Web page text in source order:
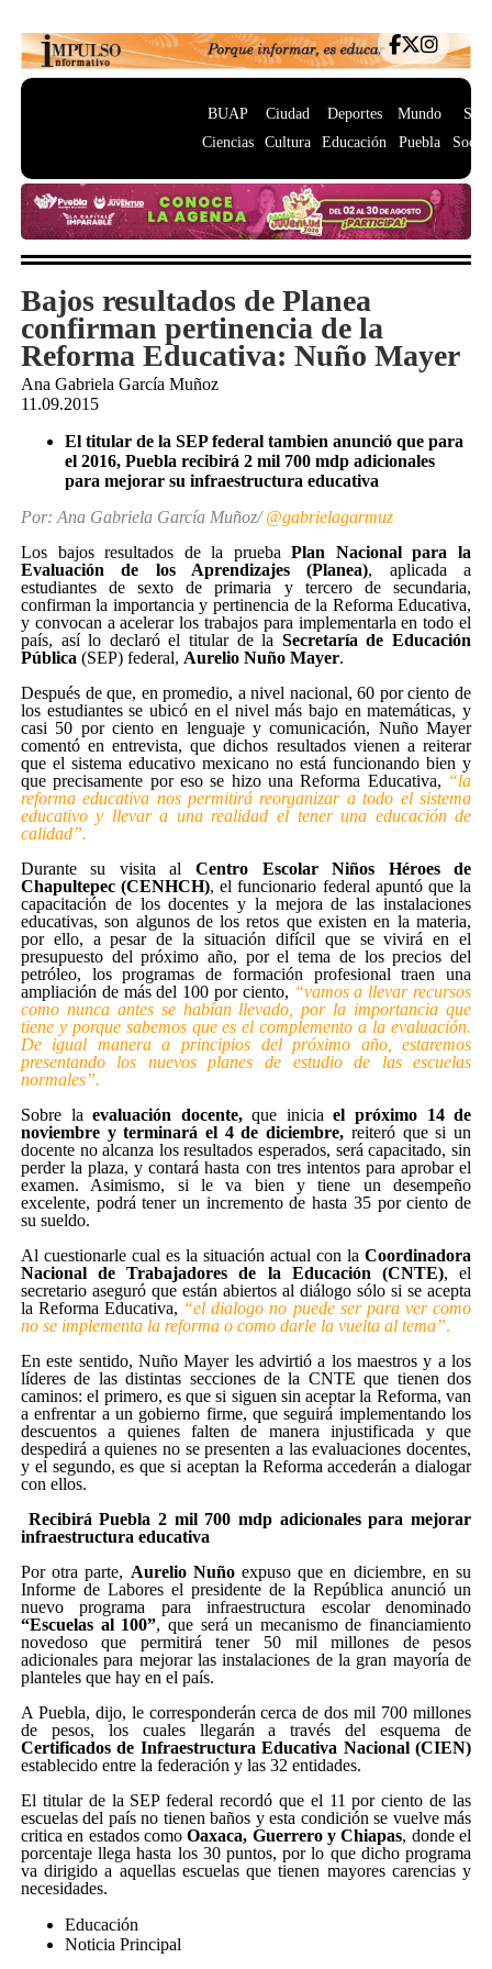
BUAP
Ciencias
Ciudad
Cultura
Deportes
Educación
Mundo
Puebla
Bajos resultados de Planea
confirman pertinencia de la
Reforma Educativa: Nuño Mayer
Ana Gabriela García Muñoz
11.09.2015
El titular de la SEP federal tambien anunció que para
el 2016, Puebla recibirá 2 mil 700 mdp adicionales
para mejorar su infraestructura educativa
Por: Ana Gabriela García Muñoz/ @gabrielagarmuz
Los bajos resultados de la pruebaPlan Nacional para la
Evaluación de los Aprendizajes (Planea), aplicada a
estudiantes de sexto de primaria y tercero de secundaria,
confirman la importancia y pertinencia de la Reforma Educativa,
y convocan a acelerar los trabajos para implementarla en todo el
país, así lo declaró el titular de la Secretaría de Educación
Pública (SEP) federal, Aurelio Nuño Mayer.
Después de que, en promedio, a nivel nacional, 60 por ciento de
los estudiantes se ubicó en el nivel más bajo en matemáticas, y
casi 50 por ciento en lenguaje y comunicación, Nuño Mayer
comentó en entrevista, que dichos resultados vienen a reiterar
que el sistema educativo mexicano no está funcionando bien y
que precisamente por eso se hizo una Reforma Educativa, “la
reforma educativa nos permitirá reorganizar a todo el sistema
educativo y llevar a una realidad el tener una educación de
calidad”.
Durante su visita al Centro Escolar Niños Héroes de
Chapultepec (CENHCH), el funcionario federal apuntó que la
capacitación de los docentes y la mejora de las instalaciones
educativas, son algunos de los retos que existen en la materia,
por ello, a pesar de la situación difícil que se vivirá en el
presupuesto del próximo año, por el tema de los precios del
petróleo, los programas de formación profesional traen una
ampliación de más del 100 por ciento, “vamos a llevar recursos
como nunca antes se habían llevado, por la importancia que
tiene y porque sabemos que es el complemento a la evaluación.
De igual manera a principios del próximo año, estaremos
presentando los nuevos planes de estudio de las escuelas
normales”.
Sobre laevaluación docente,que iniciael próximo 14 de
noviembre y terminará el 4 de diciembre, reiteró que si un
docente no alcanza los resultados esperados, será capacitado, sin
perder la plaza, y contará hasta con tres intentos para aprobar el
examen. Asimismo, si le va bien y tiene un desempeño
excelente, podrá tener un incremento de hasta 35 por ciento de
su sueldo.
Al cuestionarle cual es la situación actual con laCoordinadora
Nacional de Trabajadores de la Educación (CNTE), el
secretario aseguró que están abiertos al diálogo sólo si se acepta
la Reforma Educativa, “el dialogo no puede ser para ver como
no se implementa la reforma o como darle la vuelta al tema”.
En este sentido, Nuño Mayer les advirtió a los maestros y a los
líderes de las distintas secciones de la CNTE que tienen dos
caminos: el primero, es que si siguen sin aceptar la Reforma, van
a enfrentar a un gobierno firme, que seguirá implementando los
descuentos a quienes falten de manera injustificada y que
despedirá a quienes no se presenten a las evaluaciones docentes,
y el segundo, es que si aceptan la Reforma accederán a dialogar
con ellos.
Recibirá Puebla 2 mil 700 mdp adicionales para mejorar
infraestructura educativa
Por otra parte, Aurelio Nuño expuso que en diciembre, en su
Informe de Labores el presidente de la República anunció un
nuevo programa para infraestructura escolar denominado
“Escuelas al 100”, que será un mecanismo de financiamiento
novedoso que permitirá tener 50 mil millones de pesos
adicionales para mejorar las instalaciones de la gran mayoría de
planteles que hay en el país.
A Puebla, dijo, le corresponderán cerca de dos mil 700 millones
de pesos, los cuales llegarán a través del esquema de
Certificados de Infraestructura Educativa Nacional (CIEN)
establecido entre la federación y las 32 entidades.
El titular de la SEP federal recordó que el 11 por ciento de las
escuelas del país no tienen baños y esta condición se vuelve más
critica en estados comoOaxaca, Guerrero y Chiapas, donde el
porcentaje llega hasta los 30 puntos, por lo que dicho programa
va dirigido a aquellas escuelas que tienen mayores carencias y
necesidades.
Educación
Noticia Principal